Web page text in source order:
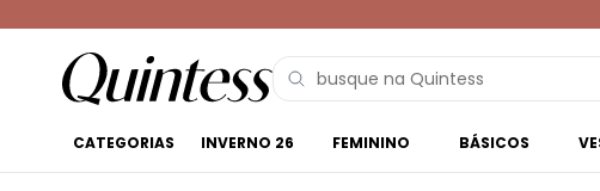
CATEGORIAS INVERNO 26 FEMININO BÁSICOS